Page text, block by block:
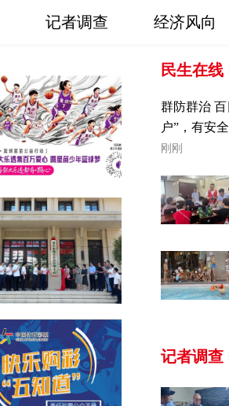
记者调查 经济风向
民生在线
群防群治
户”，有安
刚刚
记者调查